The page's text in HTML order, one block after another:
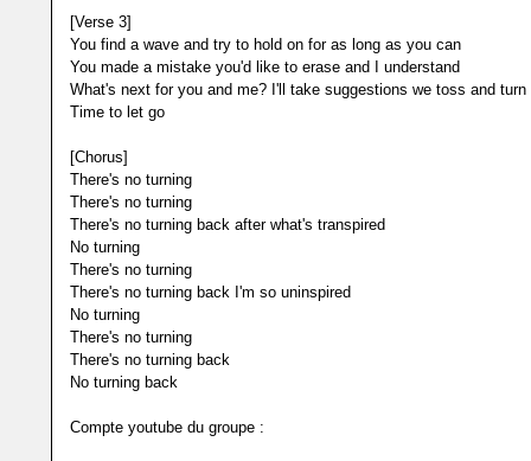
[Verse 3]
You find a wave and try to hold on for as long as you can
You made a mistake you'd like to erase and I understand
What's next for you and me? I'll take suggestions we toss and turn
Time to let go
[Chorus]
There's no turning
There's no turning
There's no turning back after what's transpired
No turning
There's no turning
There's no turning back I'm so uninspired
No turning
There's no turning
There's no turning back
No turning back
Compte youtube du groupe :